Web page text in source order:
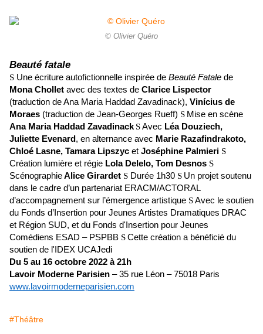
© Olivier Quéro
Beauté fatale
S Une écriture autofictionnelle inspirée de Beauté Fatale de
Mona Chollet avec des textes de Clarice Lispector
(traduction de Ana Maria Haddad Zavadinack), Vinícius de
Moraes (traduction de Jean-Georges Rueff) S Mise en scène
Ana Maria Haddad Zavadinack SAvec Léa Douziech,
Juliette Evenard, en alternance avec Marie Razafindrakoto,
Chloé Lasne, Tamara Lipszyc et Joséphine Palmieri S
Création lumière et régie Lola Delelo, Tom Desnos S
ScénographieAlice Girardet S Durée 1h30 S Un projet soutenu
dans le cadre d’un partenariat ERACM/ACTORAL
d’accompagnement sur l’émergence artistique SAvec le soutien
du Fonds d’Insertion pour Jeunes Artistes Dramatiques DRAC
et Région SUD, et du Fonds d'Insertion pour Jeunes
Comédiens ESAD – PSPBB SCette création a bénéficié du
soutien de l'IDEX UCAJedi
Du 5 au 16 octobre 2022 à 21h
Lavoir Moderne Parisien – 35 rue Léon – 75018 Paris
www.lavoirmoderneparisien.com
#Théâtre